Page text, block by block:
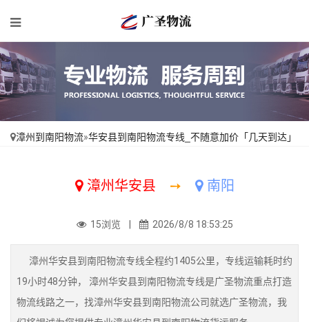
漳州到南阳物流»华安县到南阳物流专线_不随意加价「几天到达」
漳州华安县 ➙ 南阳
15浏览 | 2026/8/8 18:53:25
漳州华安县到南阳物流专线全程约1405公里，专线运输耗时约
19小时48分钟， 漳州华安县到南阳物流专线是广圣物流重点打造
物流线路之一，找漳州华安县到南阳物流公司就选广圣物流，我